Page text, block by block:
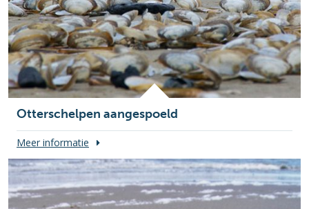
Otterschelpen aangespoeld
Meer informatie